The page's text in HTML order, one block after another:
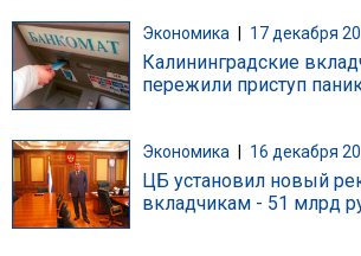
Экономика 17 декабря
Калининградские
пережили приступ
Экономика 16 декабря
ЦБ установил новый
вкладчикам - 51 млрд